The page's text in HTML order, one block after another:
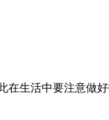
生活中要注意做